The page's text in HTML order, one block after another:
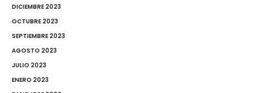
DICIEMBRE 2023
OCTUBRE 2023
SEPTIEMBRE 2023
AGOSTO 2023
JULIO 2023
ENERO 2023